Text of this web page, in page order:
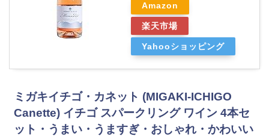
Amazon
楽天市場
Yahooショッピング
ミガキイチゴ・カネット (MIGAKI-ICHIGO
Canette) イチゴ スパークリング ワイン 4本セ
ット・うまい・うますぎ・おしゃれ・かわいい